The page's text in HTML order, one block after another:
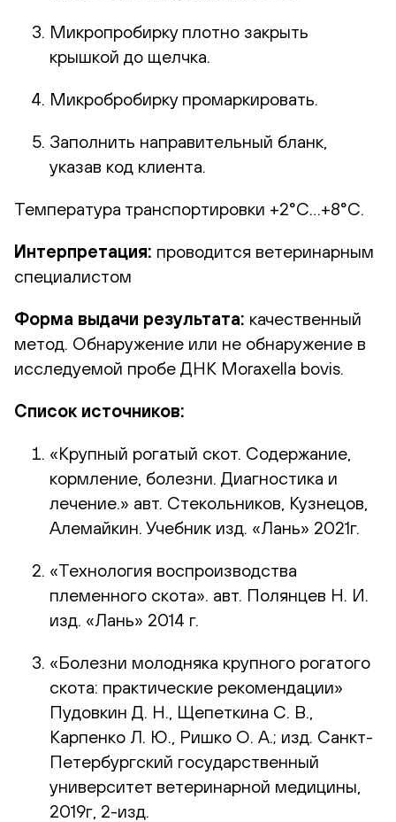
Микропробирку плотно закрыть
крышкой до щелчка.
Микробробирку промаркировать.
Заполнить направительный бланк,
указав код клиента.
Температура транспортировки +2°С…+8°С.
Интерпретация: проводится ветеринарным
специалистом
Форма выдачи результата: качественный
метод. Обнаружение или не обнаружение в
исследуемой пробе ДНК Moraxella bovis.
Список источников:
«Крупный рогатый скот. Содержание,
кормление, болезни. Диагностика и
лечение.» авт. Стекольников, Кузнецов,
Алемайкин. Учебник изд. «Лань» 2021г.
«Технология воспроизводства
племенного скота». авт. Полянцев Н. И.
изд. «Лань» 2014 г.
«Болезни молодняка крупного рогатого
скота: практические рекомендации»
Пудовкин Д. Н., Щепеткина С. В.,
Карпенко Л. Ю., Ришко О. А.; изд. Санкт-
Петербургский государственный
университет ветеринарной медицины,
2019г, 2-изд.